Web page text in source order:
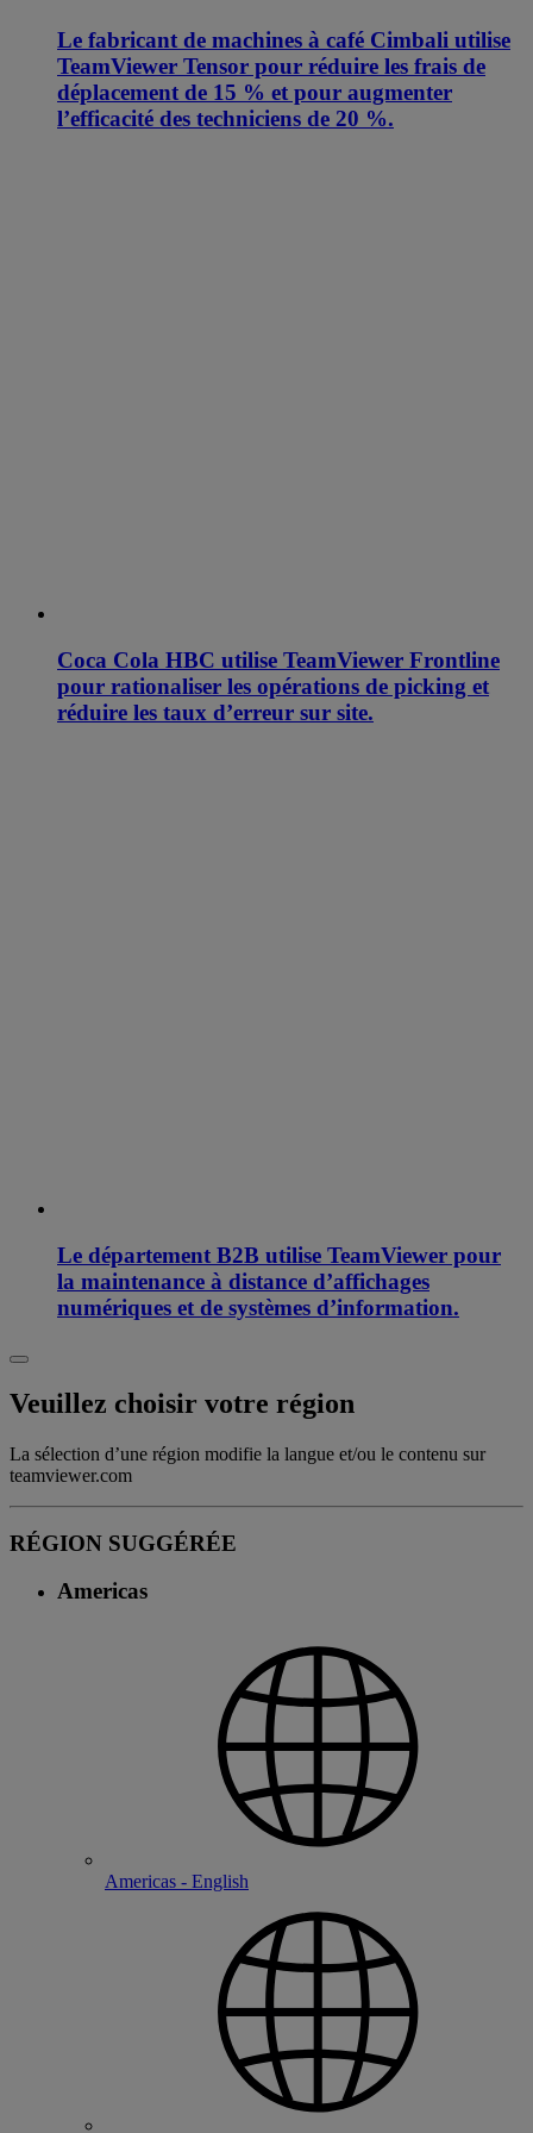
Le fabricant de machines à café Cimbali utilise
TeamViewer Tensor pour réduire les frais de
déplacement de 15 % et pour augmenter
l’efficacité des techniciens de 20 %.
Coca Cola HBC utilise TeamViewer Frontline
pour rationaliser les opérations de picking et
réduire les taux d’erreur sur site.
Le département B2B utilise TeamViewer pour
la maintenance à distance d’affichages
numériques et de systèmes d’information.
Veuillez choisir votre région
La sélection d’une région modifie la langue et/ou le contenu sur
teamviewer.com
RÉGION SUGGÉRÉE
Americas
Americas - English